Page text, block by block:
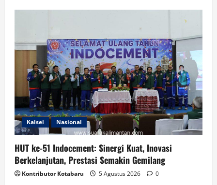
Kalsel Nasional
HUT ke-51 Indocement: Sinergi Kuat, Inovasi
Berkelanjutan, Prestasi Semakin Gemilang
Kontributor Kotabaru 5 Agustus 2026 0